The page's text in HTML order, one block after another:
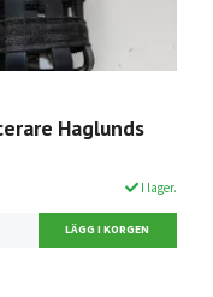
Haglunds
I lager.